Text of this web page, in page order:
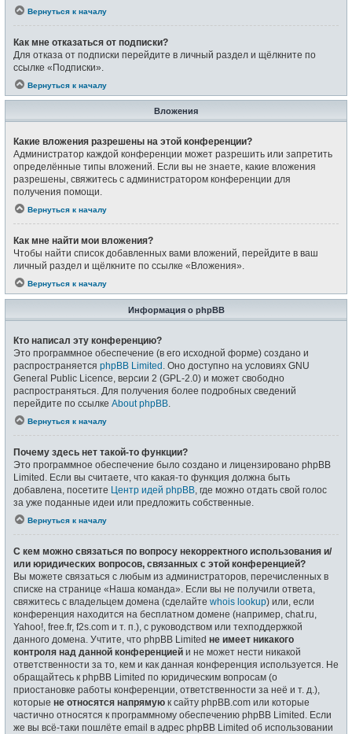
Вернуться к началу
Как мне отказаться от подписки?
Для отказа от подписки перейдите в личный раздел и щёлкните по
ссылке «Подписки».
Вернуться к началу
Вложения
Какие вложения разрешены на этой конференции?
Администратор каждой конференции может разрешить или запретить
определённые типы вложений. Если вы не знаете, какие вложения
разрешены, свяжитесь с администратором конференции для
получения помощи.
Вернуться к началу
Как мне найти мои вложения?
Чтобы найти список добавленных вами вложений, перейдите в ваш
личный раздел и щёлкните по ссылке «Вложения».
Вернуться к началу
Информация о phpBB
Кто написал эту конференцию?
Это программное обеспечение (в его исходной форме) создано и
распространяется phpBB Limited . Оно доступно на условиях GNU
General Public Licence, версии 2 (GPL-2.0) и может свободно
распространяться. Для получения более подробных сведений
перейдите по ссылке About phpBB
Вернуться к началу
Почему здесь нет такой-то функции?
Это программное обеспечение было создано и лицензировано phpBB
Limited. Если вы считаете, что какая-то функция должна быть
добавлена, посетите Центр идей phpBB , где можно отдать свой голос
за уже поданные идеи или предложить собственные.
Вернуться к началу
С кем можно связаться по вопросу некорректного использования и/
или юридических вопросов, связанных с этой конференцией?
Вы можете связаться с любым из администраторов, перечисленных в
списке на странице «Наша команда». Если вы не получили ответа,
свяжитесь с владельцем домена (сделайте whois lookup) или, если
конференция находится на бесплатном домене (например, chat.ru,
Yahoo!, free.fr, f2s.com и т. п.), с руководством или техподдержкой
данного домена. Учтите, что phpBB Limited не имеет никакого
контроля над данной конференцией и не может нести никакой
ответственности за то, кем и как данная конференция используется. Не
обращайтесь к phpBB Limited по юридическим вопросам (о
приостановке работы конференции, ответственности за неё и т. д.),
которые не относятся напрямую к сайту phpBB.com или которые
частично относятся к программному обеспечению phpBB Limited. Если
же вы всё-таки пошлёте email в адрес phpBB Limited об использовании